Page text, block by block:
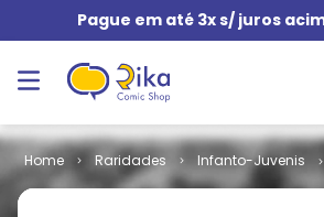
Pague em até 3x s/ juros
Raridades Infanto-Juvenis